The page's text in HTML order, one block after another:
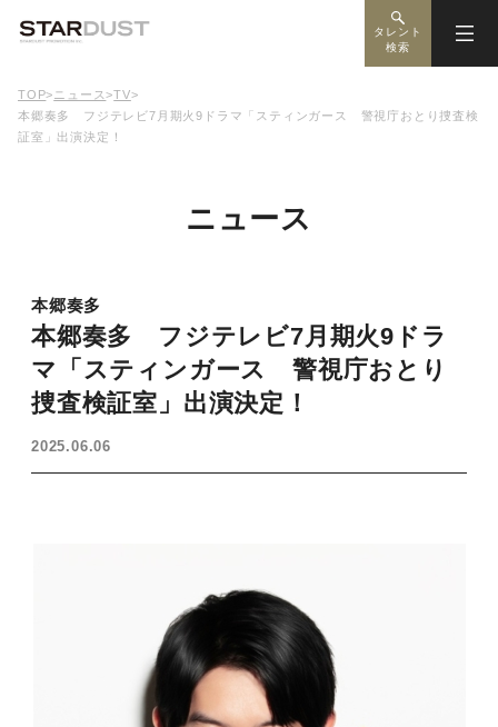
タレント
検索
TOP> ニュース>TV>
本郷奏多 フジテレビ7月期火9ドラマ「スティンガース 警視庁おとり捜査検
証室」出演決定！
ニュース
本郷奏多
本郷奏多 フジテレビ7月期火9ドラ
マ「スティンガース 警視庁おとり
捜査検証室」出演決定！
2025.06.06